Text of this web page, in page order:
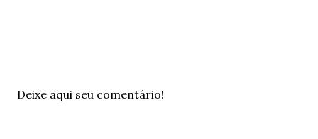
P
Deixe aqui seu comentário!